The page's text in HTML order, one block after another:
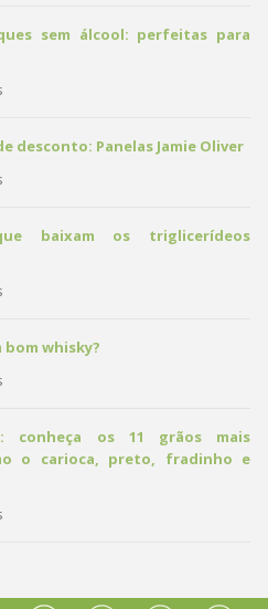
sem álcool: perfeitas para
desconto: Panelas Jamie Oliver
baixam os triglicerídeos
bom whisky?
conheça os 11 grãos mais
o carioca, preto, fradinho e